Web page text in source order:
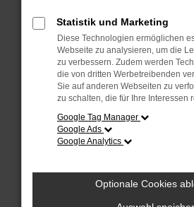
verhindern. Funktioniert
anderen Browser oder in
Fenster?
Starte dein Gerät neu.
Das kann manchmal
vorübergehende Probleme
Stelle sicher, dass dein
Betriebssystem auf dem
Veraltete Software birgt
Statistik und Marketing
Diese Technologien ermöglichen
Webseite zu analysieren, um die
zu verbessern. Zudem werden
die von dritten Werbetreibenden
Sie auf anderen Webseiten zu
zu schalten, die für Ihre Interessen
Google Tag Manager
Google Ads
Google Analytics
Optionale Cookies